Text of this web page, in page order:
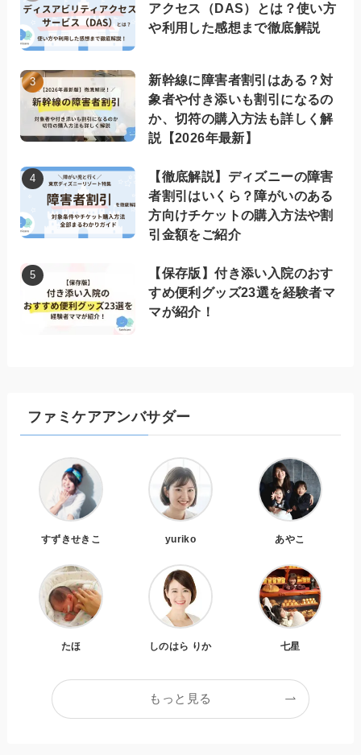
アクセス（DAS）とは？使い方
や利用した感想まで徹底解説
新幹線に障害者割引はある？対
象者や付き添いも割引になるの
か、切符の購入方法も詳しく解
説【2026年最新】
【徹底解説】ディズニーの障害
者割引はいくら？障がいのある
方向けチケットの購入方法や割
引金額をご紹介
【保存版】付き添い入院のおす
すめ便利グッズ23選を経験者マ
マが紹介！
ファミケアアンバサダー
すずきせきこ yuriko あやこ
たほ しのはら りか 七星
もっと見る